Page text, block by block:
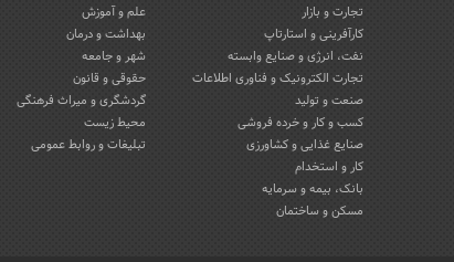
تجارت و بازار
کارآفرینی و استارتاپ
نفت، انرژی و صنایع وابسته
تجارت الکترونیک و فناوری اطلاعات
صنعت و تولید
کسب و کار و خرده فروشی
صنایع غذایی و کشاورزی
کار و استخدام
بانک، بیمه و سرمایه
مسکن و ساختمان
علم و آموزش
بهداشت و درمان
شهر و جامعه
حقوقی و قانون
گردشگری و میراث فرهنگی
محیط زیست
تبلیغات و روابط عمومی